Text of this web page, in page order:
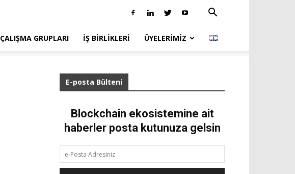
ÇALIŞMA GRUPLARI İŞ BIRLIKLERI ÜYELERIMIZ
E-posta Bülteni
Blockchain ekosistemine ait
haberler posta kutunuza gelsin